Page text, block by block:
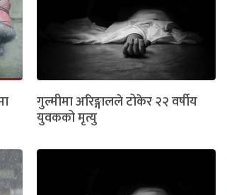
गुल्मीमा अरिङ्गालले टोकेर २२ वर्षीय
युवकको मृत्यु